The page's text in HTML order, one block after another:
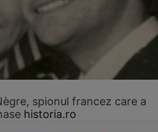
spionul francez care a
historia.ro